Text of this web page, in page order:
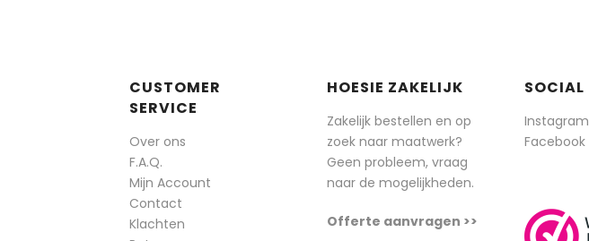
CUSTOMER
SERVICE
Over ons
F.A.Q.
Mijn Account
Contact
Klachten
HOESIE ZAKELIJK
Zakelijk bestellen en op
zoek naar maatwerk?
Geen probleem, vraag
naar de mogelijkheden.
Offerte aanvragen >>
SOCIAL
Instagram
Facebook